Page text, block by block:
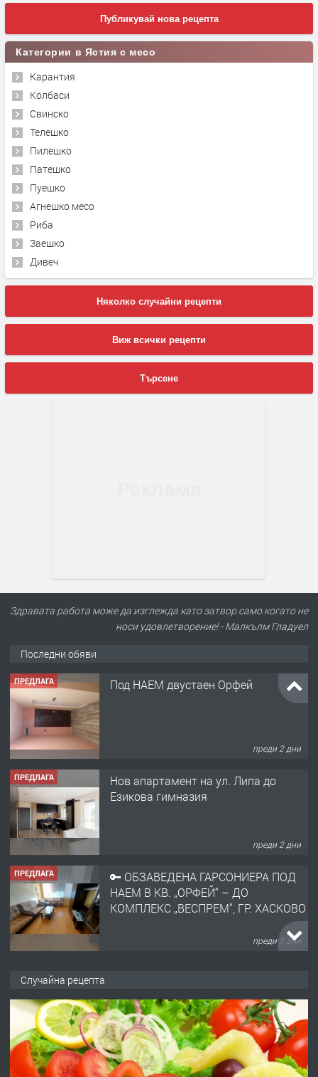
Публикувай нова рецепта
Категории в Ястия с месо
Карантия
Колбаси
Свинско
Телешко
Пилешко
Патешко
Пуешко
Агнешко месо
Риба
Заешко
Дивеч
Няколко случайни рецепти
Виж всички рецепти
Търсене
Здравата работа може да изглежда като затвор само когато не
носи удовлетворение! - Малкълм Гладуел
Последни обяви
ПРЕДЛАГА Под НАЕМ двустаен Орфей
преди 2 дни
ПРЕДЛАГА
Нов апартамент на ул. Липа до
Езикова гимназия
преди 2 дни
ПРЕДЛАГА
🔑 ОБЗАВЕДЕНА ГАРСОНИЕРА ПОД
НАЕМ В КВ. „ОРФЕЙ“ – ДО
КОМПЛЕКС „ВЕСПРЕМ“, ГР. ХАСКОВО
преди 3 дни
АПАРТАМЕНТ В ЦЕНТЪРА НА ГР.
ХАСКОВО
преди 4 дни
ПРЕДЛАГА Давам гараж под наем
Случайна рецепта